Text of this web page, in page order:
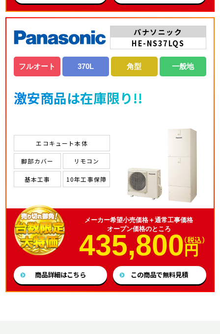
パナソニック
HE-NS37LQS
フルオート 370L 角型 一般地
激安商品は在庫限り!!
エコキュート本体
脚部カバー リモコン
基本工事 10年工事保障
メーカー希望小売価格＋通常工事価格
オープン価格のところ
435,800円
（税込）
商品詳細はこちら この商品で無料見積